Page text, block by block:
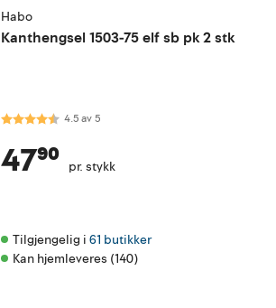
Habo
Kanthengsel 1503-75 elf sb pk 2 stk
Karakter:4.5 av 5 mulige
4.5av5
47⁹⁰ pr. stykk
Tilgjengelig i 61 butikker
Kan hjemleveres (140)